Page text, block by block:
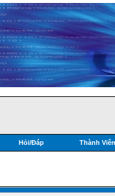
Hỏi/Ðáp Thành Viên